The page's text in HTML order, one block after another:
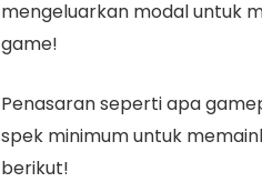
mengeluarkan modal untuk
game!
Penasaran seperti apa
spek minimum untuk
berikut!